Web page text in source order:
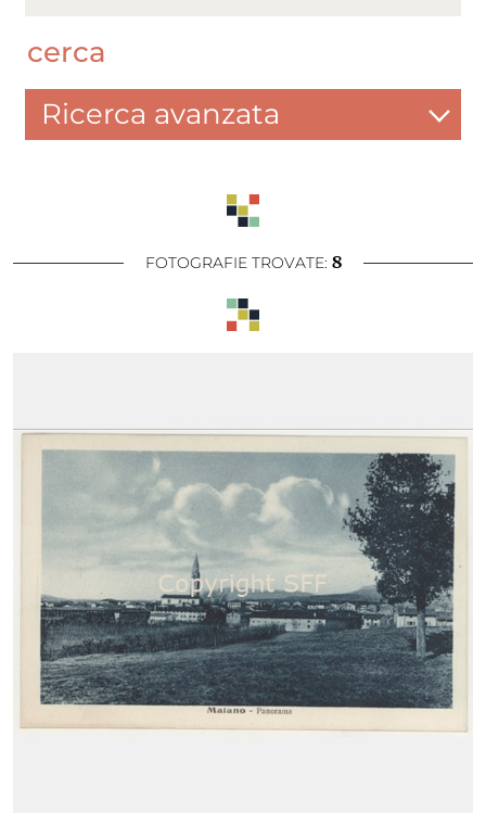
cerca
Ricerca avanzata
FOTOGRAFIE TROVATE: 8